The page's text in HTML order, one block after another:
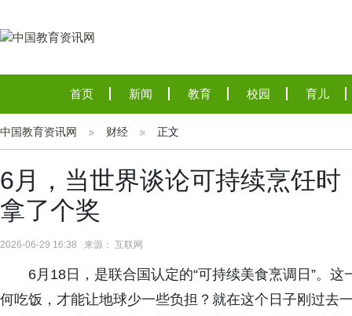
首页 新闻 教育 校园 育儿
中国教育资讯网 财经 正文
6月，当世界谈论可持续烹饪时
拿了个奖
2026-06-29 16:38 来源： 互联网
6月18日，是联合国认定的“可持续美食烹调日”。
何吃饭，才能让地球少一些负担？就在这个日子刚过去